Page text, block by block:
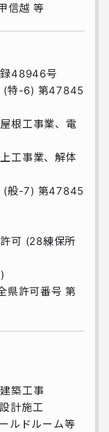
信越 等
48946号
(特-6) 第47845
根工事業、電
工事業、解体
(般-7) 第47845
可 (28練保所
県許可番号 第
築工事
計施工
ルドルーム等